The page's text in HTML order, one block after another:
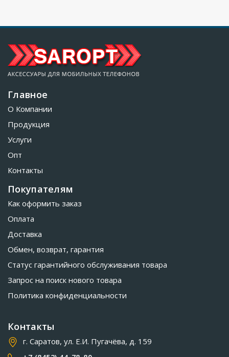
Главное
О Компании
Продукция
Услуги
Опт
Контакты
Покупателям
Как оформить заказ
Оплата
Доставка
Обмен, возврат, гарантия
Статус гарантийного обслуживания товара
Запрос на поиск нового товара
Политика конфиденциальности
Контакты
г. Саратов, ул. Е.И. Пугачёва, д. 159